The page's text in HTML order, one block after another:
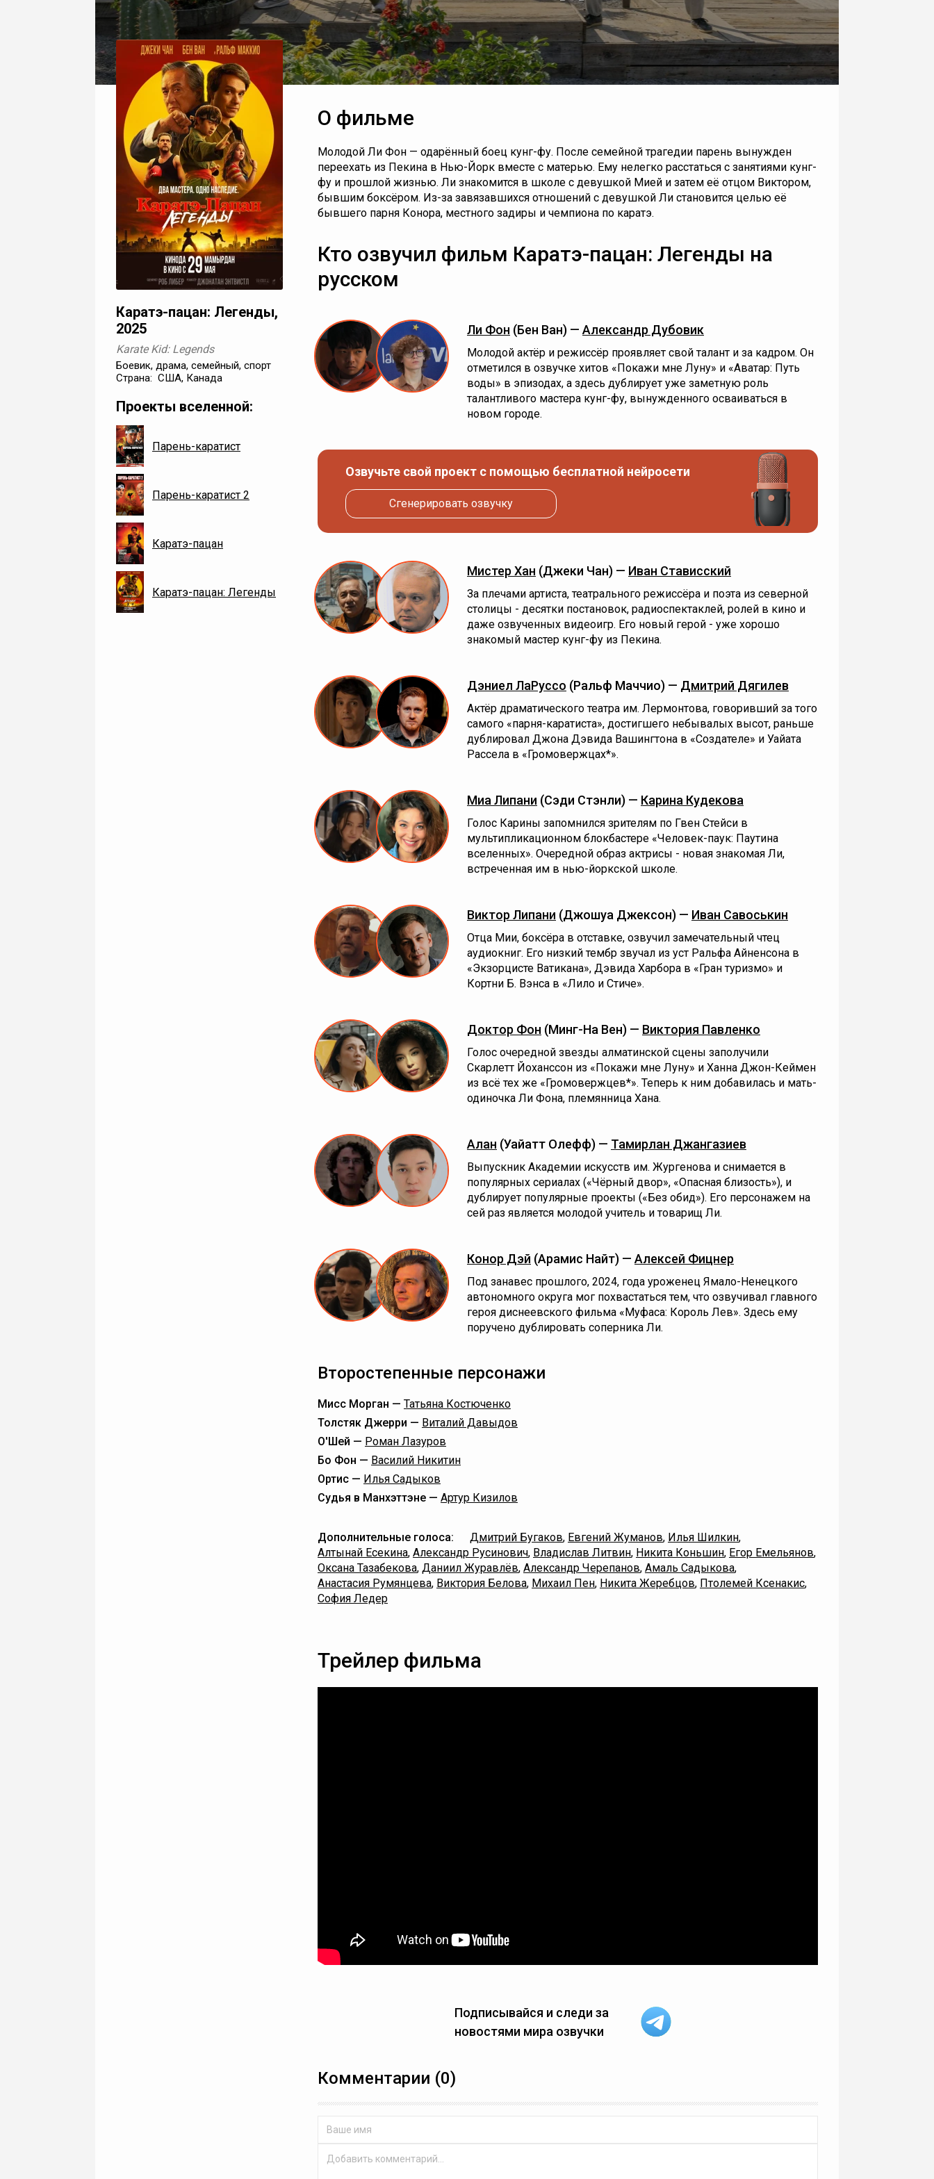
Каратэ-пацан: Легенды,
2025
Karate Kid: Legends
Боевик, драма, семейный, спорт
Страна: США, Канада
Проекты вселенной:
Парень-каратист
Парень-каратист 2
Каратэ-пацан
Каратэ-пацан: Легенды
О фильме
Молодой Ли Фон — одарённый боец кунг-фу. После семейной трагедии парень вынужден
переехать из Пекина в Нью-Йорк вместе с матерью. Ему нелегко расстаться с занятиями кунг-
фу и прошлой жизнью. Ли знакомится в школе с девушкой Мией и затем её отцом Виктором,
бывшим боксёром. Из-за завязавшихся отношений с девушкой Ли становится целью её
бывшего парня Конора, местного задиры и чемпиона по каратэ.
Кто озвучил фильм Каратэ-пацан: Легенды на
русском
Ли Фон (Бен Ван) — Александр Дубовик
Молодой актёр и режиссёр проявляет свой талант и за кадром. Он
отметился в озвучке хитов «Покажи мне Луну» и «Аватар: Путь
воды» в эпизодах, а здесь дублирует уже заметную роль
талантливого мастера кунг-фу, вынужденного осваиваться в
новом городе.
Озвучьте свой проект с помощью бесплатной нейросети
Сгенерировать озвучку
Мистер Хан (Джеки Чан) — Иван Стависский
За плечами артиста, театрального режиссёра и поэта из северной
столицы - десятки постановок, радиоспектаклей, ролей в кино и
даже озвученных видеоигр. Его новый герой - уже хорошо
знакомый мастер кунг-фу из Пекина.
Дэниел ЛаРуссо (Ральф Маччио) — Дмитрий Дягилев
Актёр драматического театра им. Лермонтова, говоривший за того
самого «парня-каратиста», достигшего небывалых высот, раньше
дублировал Джона Дэвида Вашингтона в «Создателе» и Уайата
Рассела в «Громовержцах*».
Миа Липани (Сэди Стэнли) — Карина Кудекова
Голос Карины запомнился зрителям по Гвен Стейси в
мультипликационном блокбастере «Человек-паук: Паутина
вселенных». Очередной образ актрисы - новая знакомая Ли,
встреченная им в нью-йоркской школе.
Виктор Липани (Джошуа Джексон) — Иван Савоськин
Отца Мии, боксёра в отставке, озвучил замечательный чтец
аудиокниг. Его низкий тембр звучал из уст Ральфа Айненсона в
«Экзорцисте Ватикана», Дэвида Харбора в «Гран туризмо» и
Кортни Б. Вэнса в «Лило и Стиче».
Доктор Фон (Минг-На Вен) — Виктория Павленко
Голос очередной звезды алматинской сцены заполучили
Скарлетт Йоханссон из «Покажи мне Луну» и Ханна Джон-Кеймен
из всё тех же «Громовержцев*». Теперь к ним добавилась и мать-
одиночка Ли Фона, племянница Хана.
Алан (Уайатт Олефф) — Тамирлан Джангазиев
Выпускник Академии искусств им. Жургенова и снимается в
популярных сериалах («Чёрный двор», «Опасная близость»), и
дублирует популярные проекты («Без обид»). Его персонажем на
сей раз является молодой учитель и товарищ Ли.
Конор Дэй (Арамис Найт) — Алексей Фицнер
Под занавес прошлого, 2024, года уроженец Ямало-Ненецкого
автономного округа мог похвастаться тем, что озвучивал главного
героя диснеевского фильма «Муфаса: Король Лев». Здесь ему
поручено дублировать соперника Ли.
Второстепенные персонажи
Мисс Морган — Татьяна Костюченко
Толстяк Джерри — Виталий Давыдов
О'Шей — Роман Лазуров
Бо Фон — Василий Никитин
Ортис — Илья Садыков
Судья в Манхэттэне — Артур Кизилов
Дополнительные голоса: Дмитрий Бугаков, Евгений Жуманов, Илья Шилкин,
Алтынай Есекина, Александр Русинович, Владислав Литвин, Никита Коньшин, Егор Емельянов,
Оксана Тазабекова, Даниил Журавлёв, Александр Черепанов, Амаль Садыкова,
Анастасия Румянцева, Виктория Белова, Михаил Пен, Никита Жеребцов, Птолемей Ксенакис,
София Ледер
Трейлер фильма
Подписывайся и следи за
новостями мира озвучки
Комментарии (0)